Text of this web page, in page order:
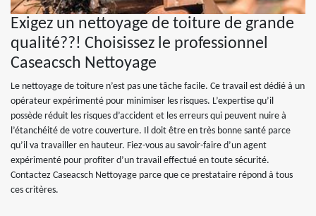
Exigez un nettoyage de toiture de grande
qualité??! Choisissez le professionnel
Caseacsch Nettoyage
Le nettoyage de toiture n’est pas une tâche facile. Ce travail est dédié à un
opérateur expérimenté pour minimiser les risques. L’expertise qu’il
possède réduit les risques d’accident et les erreurs qui peuvent nuire à
l’étanchéité de votre couverture. Il doit être en très bonne santé parce
qu’il va travailler en hauteur. Fiez-vous au savoir-faire d’un agent
expérimenté pour profiter d’un travail effectué en toute sécurité.
Contactez Caseacsch Nettoyage parce que ce prestataire répond à tous
ces critères.